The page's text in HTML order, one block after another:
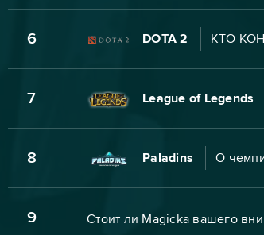
6 DOTA 2 КТО
7 League of Legends
8 Paladins О
9 Стоит ли Magicka вашего